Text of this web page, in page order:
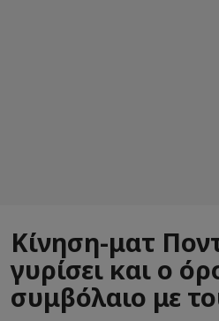
Κίνηση-ματ
γυρίσει και ο
συμβόλαιο με